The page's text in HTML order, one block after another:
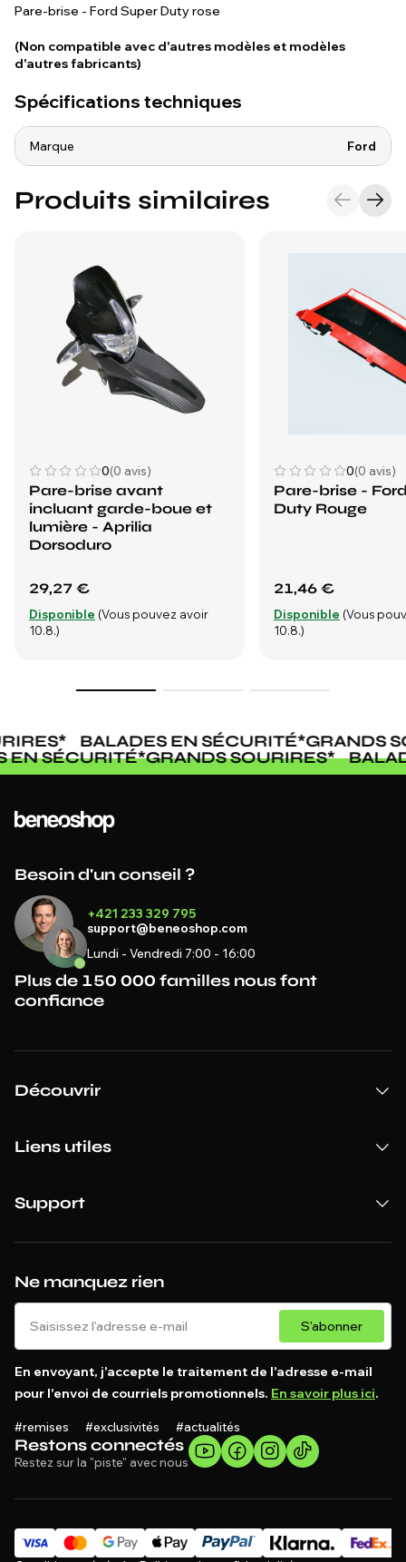
Pare-brise - Ford Super Duty rose
(Non compatible avec d'autres modèles et modèles
d'autres fabricants)
Spécifications techniques
Marque Ford
Produits similaires
0(0 avis)
Pare-brise avant
incluant garde-boue et
lumière - Aprilia
Dorsoduro
29,27 €
Disponible (Vous pouvez avoir
10.8.)
0(0 avis)
Pare-brise -
Duty Rouge
21,46 €
Disponible (Vous
10.8.)
* BALADES EN SÉCURITÉ*GRANDS
EN SÉCURITÉ*GRANDS SOURIRES*
Restons connectés
Restez sur la "piste" avec nous
Ne manquez rien
S'abonner
En envoyant, j'accepte le traitement de l'adresse e-mail
pour l'envoi de courriels promotionnels. En savoir plus ici.
#remises #exclusivités #actualités
Besoin d'un conseil ?
+421 233 329 795
support@beneoshop.com
Lundi - Vendredi 7:00 - 16:00
Plus de 150 000 familles nous font
confiance
Découvrir
Liens utiles
Support